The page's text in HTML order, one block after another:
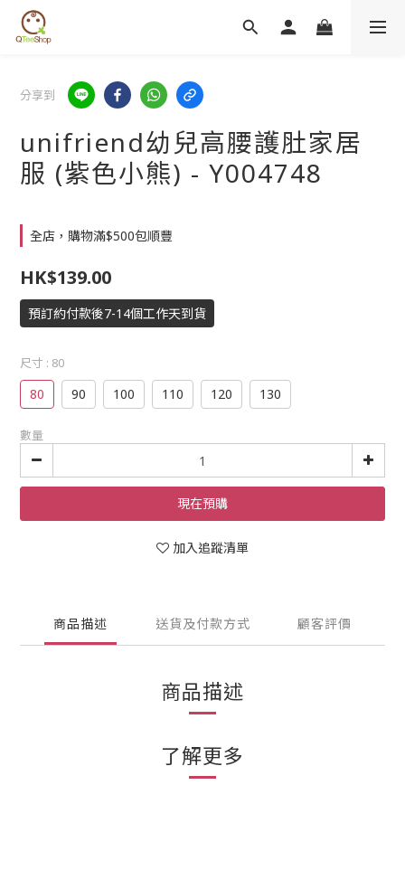
分享到
unifriend幼兒高腰護肚家居
服 (紫色小熊) - Y004748
全店，購物滿$500包順豐
HK$139.00
預訂約付款後7-14個工作天到貨
尺寸 : 80
80 90 100 110 120 130
數量
現在預購
加入追蹤清單
商品描述 送貨及付款方式 顧客評價
商品描述
了解更多